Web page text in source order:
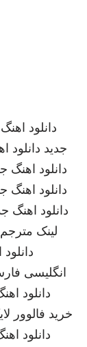
دانلود
جدید دانلود
دانلود اهنگ
دانلود اهنگ
دانلود اهنگ
لینک
انگلیسی
دانلود
خرید فالوور
دانلود